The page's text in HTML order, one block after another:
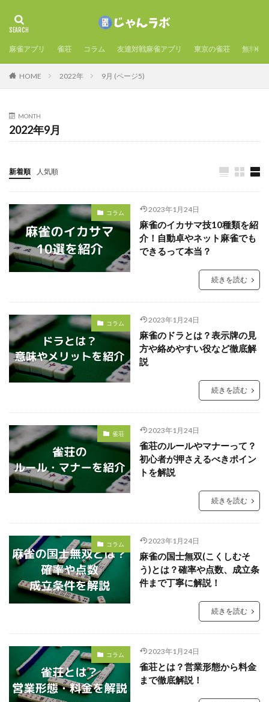
麻雀アプリ 雀荘 コラム 友達対戦麻雀アプリ 東京の雀荘 無料麻
HOME 2022年 9月 (ページ5)
MONTH
2022年9月
新着順 人気順
コラム 2023年1月24日
麻雀のイカサマ技10種類を紹
介！自動卓やネット麻雀でも
できるって本当？
続きを読む
コラム 2023年1月24日
麻雀のドラとは？表示牌の見
方や絡めやすい役など徹底解
説
続きを読む
雀荘 2023年1月24日
雀荘のルールやマナーって？
初心者が押さえるべきポイン
トを解説
続きを読む
コラム 2023年1月24日
麻雀の国士無双(こくしむそ
う)とは？確率や点数、成立条
件まで丁寧に解説！
続きを読む
コラム 2023年1月24日
雀荘とは？営業形態から料金
まで徹底解説！